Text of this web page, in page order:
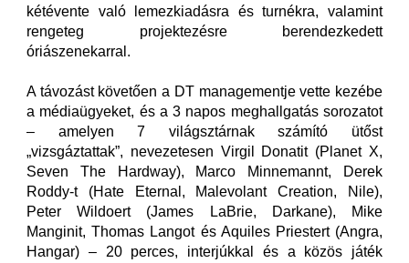
kétévente való lemezkiadásra és turnékra, valamint
rengeteg projektezésre berendezkedett
óriászenekarral.
A távozást követően a DT managementje vette kezébe
a médiaügyeket, és a 3 napos meghallgatás sorozatot
– amelyen 7 világsztárnak számító ütőst
„vizsgáztattak”, nevezetesen Virgil Donatit (Planet X,
Seven The Hardway), Marco Minnemannt, Derek
Roddy-t (Hate Eternal, Malevolant Creation, Nile),
Peter Wildoert (James LaBrie, Darkane), Mike
Manginit, Thomas Langot és Aquiles Priestert (Angra,
Hangar) – 20 perces, interjúkkal és a közös játék